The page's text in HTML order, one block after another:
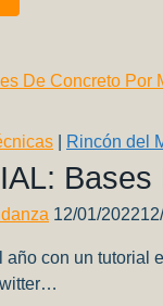
Rincón del
12/01/2022
año con un tutorial